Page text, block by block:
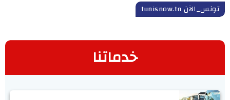
تونس_الآن tunisnow.tn
خدماتنا